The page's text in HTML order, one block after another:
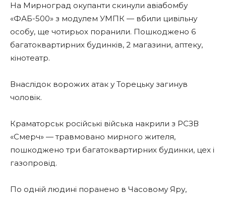
На Мирноград окупанти скинули авіабомбу
«ФАБ-500» з модулем УМПК — вбили цивільну
особу, ще чотирьох поранили. Пошкоджено 6
багатоквартирних будинків, 2 магазини, аптеку,
кінотеатр.
Внаслідок ворожих атак у Торецьку загинув
чоловік.
Краматорськ російські війська накрили з РСЗВ
«Смерч» — травмовано мирного жителя,
пошкоджено три багатоквартирних будинки, цех і
газопровід.
По одній людині поранено в Часовому Яру,